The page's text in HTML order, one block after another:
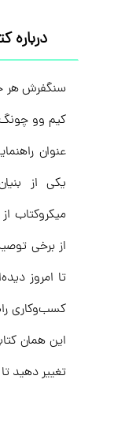
درباره
سنگفرش هر
کیم وو
عنوان
یکی از
میکروکتاب
از برخی
تا امروز
کسب‌وکاری
این همان
تغییر دهید